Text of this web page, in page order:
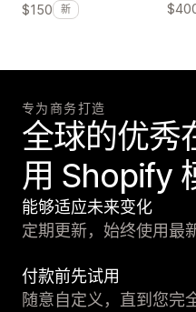
$150
新
专为商务打造
全球的优秀
用 Shopify
能够适应未来变化
定期更新，始终使用最
付款前先试用
随意自定义，直到您完